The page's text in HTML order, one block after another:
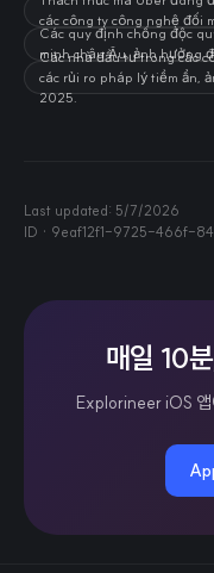
các công ty công nghệ đối
Các quy định chống độc
minh châu Âu, ảnh hưởng
Các nhà đầu tư trong các
các rủi ro pháp lý tiềm ẩn,
2025.
Last updated: 5/7/2026
ID · 9eaf12f1-9725-466f-
매일 10
Explorineer iOS 앱